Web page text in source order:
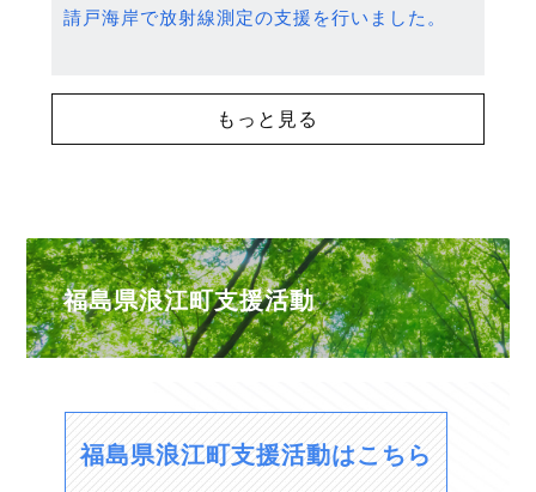
請戸海岸で放射線測定の支援を行いました。
もっと見る
福島県浪江町支援活動
福島県浪江町支援活動はこちら